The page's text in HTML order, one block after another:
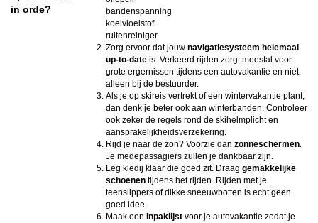
in orde?
bandenspanning
koelvloeistof
ruitenreiniger
Zorg ervoor dat jouw navigatiesysteem helemaal
up-to-date is. Verkeerd rijden zorgt meestal voor
grote ergernissen tijdens een autovakantie en niet
alleen bij de bestuurder.
Als je op skireis vertrekt of een wintervakantie plant,
dan denk je beter ook aan winterbanden. Controleer
ook zeker de regels rond de skihelmplicht en
aansprakelijkheidsverzekering.
Rijd je naar de zon? Voorzie dan zonneschermen.
Je medepassagiers zullen je dankbaar zijn.
Leg kledij klaar die goed zit. Draag gemakkelijke
schoenen tijdens het rijden. Rijden met je
teenslippers of dikke sneeuwbotten is echt geen
goed idee.
Maak een inpaklijst voor je autovakantie zodat je